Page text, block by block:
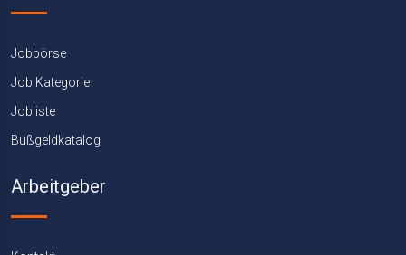
Jobbörse
Job Kategorie
Jobliste
Bußgeldkatalog
Arbeitgeber